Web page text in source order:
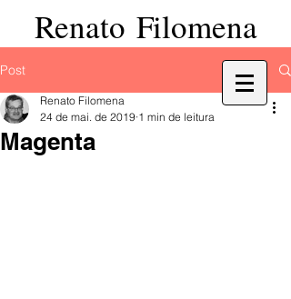
Renato Filomena
Post
Magenta
Renato Filomena
24 de mai. de 2019 1 min de leitura